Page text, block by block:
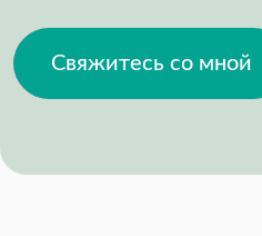
Свяжитесь со мной